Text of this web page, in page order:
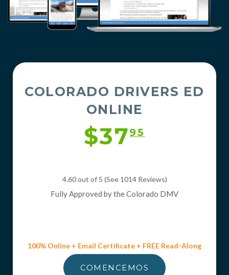
COLORADO DRIVERS ED
ONLINE
$3795
4.60 out of 5 (See 1014 Reviews)
Fully Approved by the Colorado DMV
100% Online + Email Certificate + FREE Read-Along
COMENCEMOS